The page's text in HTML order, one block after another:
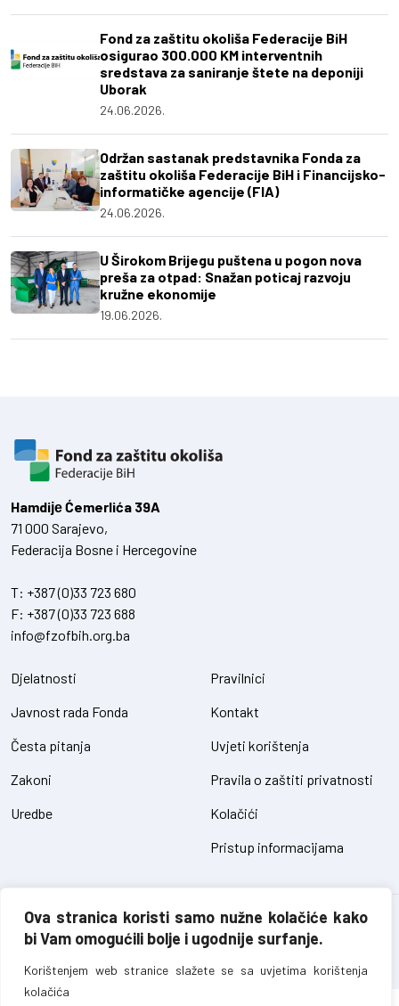
Ova stranica koristi samo nužne kolačiće kako
bi Vam omogućili bolje i ugodnije surfanje.
Korištenjem web stranice slažete se sa uvjetima korištenja
kolačića
Fond za zaštitu okoliša Federacije BiH
osigurao 300.000 KM interventnih
sredstava za saniranje štete na deponiji
Uborak
24.06.2026.
Održan sastanak predstavnika Fonda za
zaštitu okoliša Federacije BiH i Financijsko-
informatičke agencije (FIA)
24.06.2026.
U Širokom Brijegu puštena u pogon nova
preša za otpad: Snažan poticaj razvoju
kružne ekonomije
19.06.2026.
Hamdiје Ćemerlića 39A
71 000 Sarajevo,
Federacija Bosne i Hercegovine
T: +387 (0)33 723 680
F: +387 (0)33 723 688
info@fzofbih.org.ba
Djelatnosti
Javnost rada Fonda
Česta pitanja
Zakoni
Uredbe
Pravilnici
Kontakt
Uvjeti korištenja
Pravila o zaštiti privatnosti
Kolačići
Pristup informacijama
Fond za zaštitu okoliša FBiH – sva prava pridržana // design and
developmentSIK